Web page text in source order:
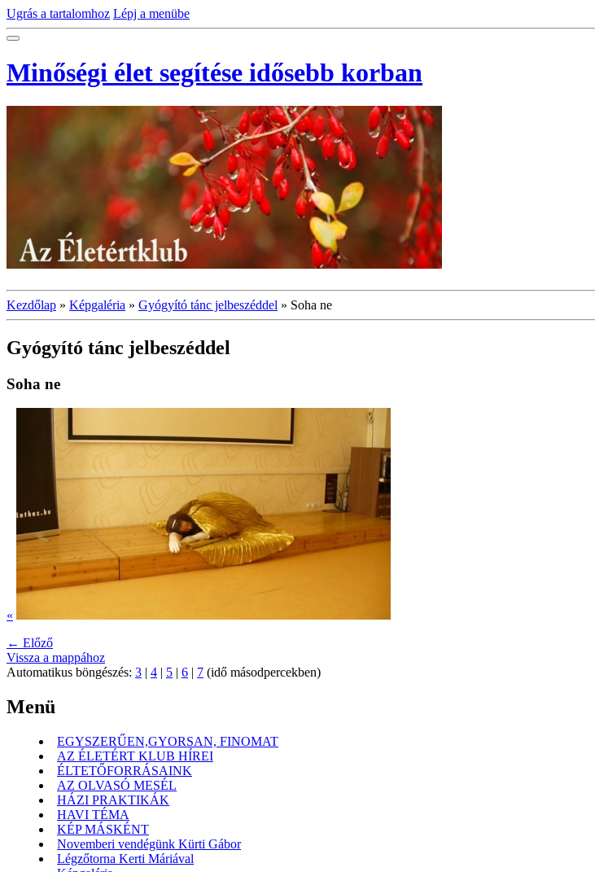
Ugrás a tartalomhoz Lépj a menübe
Minőségi élet segítése idősebb korban
Kezdőlap » Képgaléria » Gyógyító tánc jelbeszéddel » Soha ne
Gyógyító tánc jelbeszéddel
Soha ne
«
← Előző
Vissza a mappához
Automatikus böngészés: 3 | 4 | 5 | 6 | 7 (idő másodpercekben)
Menü
EGYSZERŰEN,GYORSAN, FINOMAT
AZ ÉLETÉRT KLUB HÍREI
ÉLTETŐFORRÁSAINK
AZ OLVASÓ MESÉL
HÁZI PRAKTIKÁK
HAVI TÉMA
KÉP MÁSKÉNT
Novemberi vendégünk Kürti Gábor
Légzőtorna Kerti Máriával